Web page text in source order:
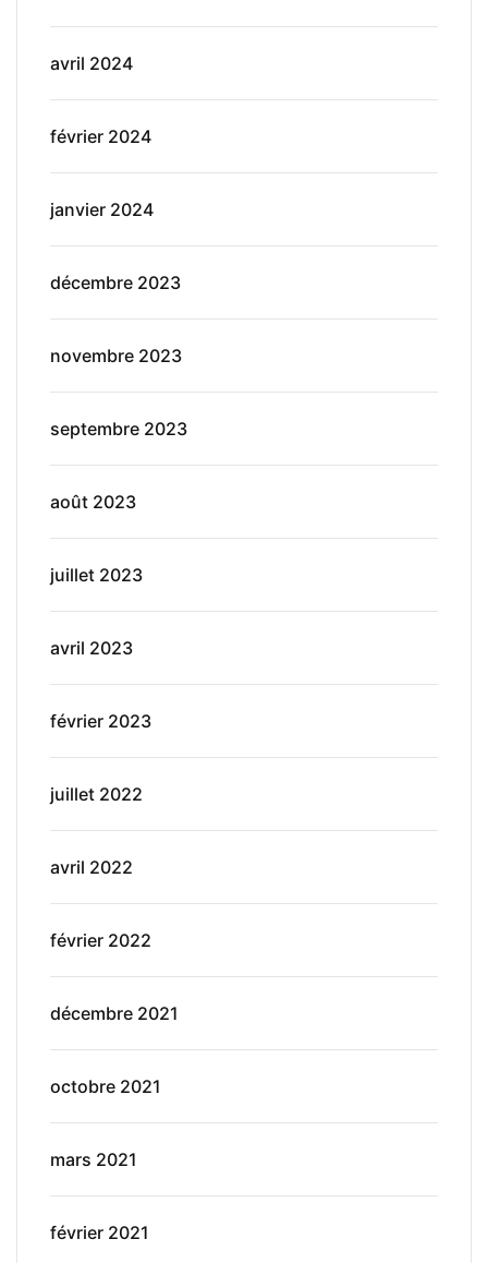
avril 2024
février 2024
janvier 2024
décembre 2023
novembre 2023
septembre 2023
août 2023
juillet 2023
avril 2023
février 2023
juillet 2022
avril 2022
février 2022
décembre 2021
octobre 2021
mars 2021
février 2021